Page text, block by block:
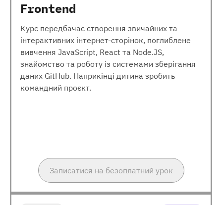
Frontend
Курс передбачає створення звичайних та
інтерактивних інтернет-сторінок, поглиблене
вивчення JavaScript, React та Node.JS,
знайомство та роботу із системами зберігання
даних GitHub. Наприкінці дитина зробить
командний проєкт.
Записатися на безоплатний урок